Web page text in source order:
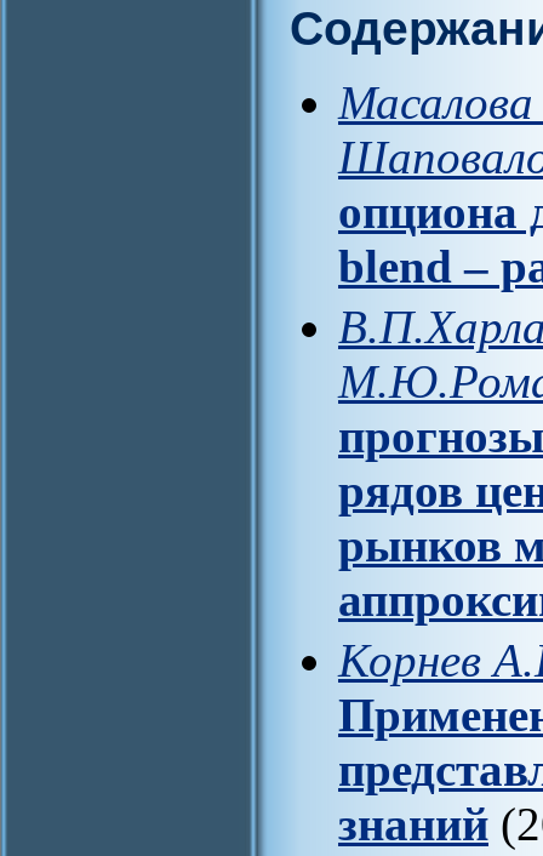
опциона
blend –
рядов
рынков
Корнев
знаний